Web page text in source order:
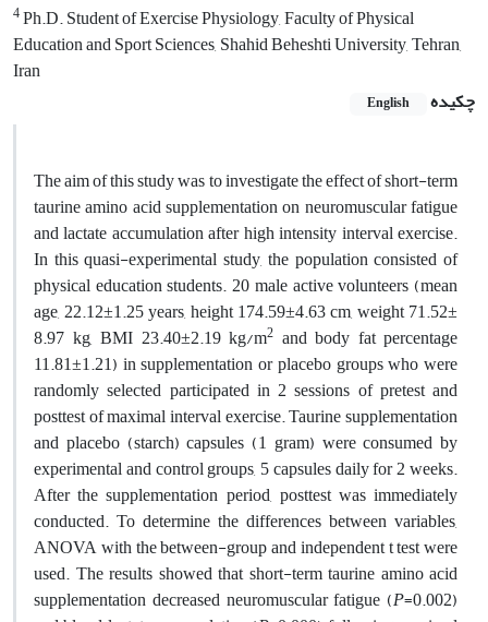
4Ph.D. Student of Exercise Physiology, Faculty of Physical
Education and Sport Sciences, Shahid Beheshti University, Tehran,
Iran
چکیده
English
The aim of this study was to investigate the effect of short-term
taurine amino acid supplementation on neuromuscular fatigue
and lactate accumulation after high intensity interval exercise.
In this quasi-experimental study, the population consisted of
physical education students. 20 male active volunteers (mean
age, 22.12±1.25 years, height 174.59±4.63 cm, weight 71.52±
8.97 kg, BMI 23.40±2.19 kg/m2 and body fat percentage
11.81±1.21) in supplementation or placebo groups who were
randomly selected participated in 2 sessions of pretest and
posttest of maximal interval exercise. Taurine supplementation
and placebo (starch) capsules (1 gram) were consumed by
experimental and control groups, 5 capsules daily for 2 weeks.
After the supplementation period, posttest was immediately
conducted. To determine the differences between variables,
ANOVA with the between-group and independent t test were
used. The results showed that short-term taurine amino acid
supplementation decreased neuromuscular fatigue (P=0.002)